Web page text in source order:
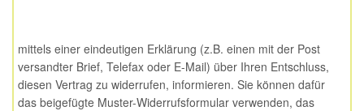
mittels einer eindeutigen Erklärung (z.B. einen mit der Post
versandter Brief, Telefax oder E-Mail) über Ihren Entschluss,
diesen Vertrag zu widerrufen, informieren. Sie können dafür
das beigefügte Muster-Widerrufsformular verwenden, das